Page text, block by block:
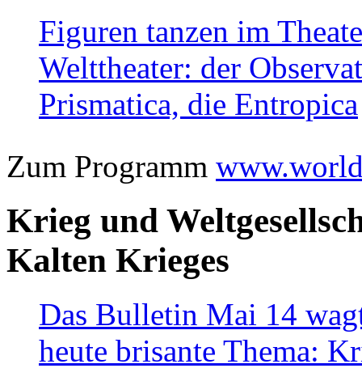
Figuren tanzen im
Welttheater: der
Prismatica, die Entropica
Zum Programm
Krieg und
Kalten Krieges
Das Bulletin Mai 14
heute brisante Thema: